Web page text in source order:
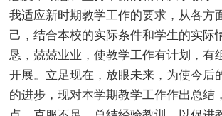
我适应新时期教学工作的要求，从各方
己，结合本校的实际条件和学生的实际
恳，兢兢业业，使教学工作有计划，有
开展。立足现在，放眼未来，为使今后
的进步，现对本学期教学工作作出总结